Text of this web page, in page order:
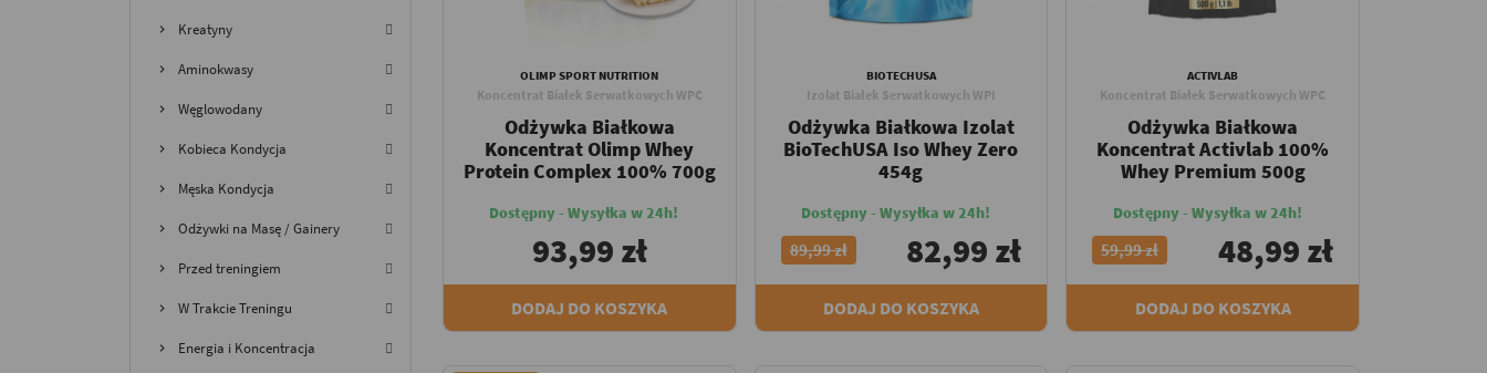
Kreatyny
Aminokwasy
Węglowodany
Kobieca Kondycja
Męska Kondycja
Odżywki na Masę / Gainery
Przed treningiem
W Trakcie Treningu
Energia i Koncentracja
OLIMP SPORT NUTRITION
Koncentrat Białek Serwatkowych WPC
Odżywka Białkowa
Koncentrat Olimp Whey
Protein Complex 100% 700g
Dostępny - Wysyłka w 24h!
93,99 zł
DODAJ DO KOSZYKA
BIOTECHUSA
Izolat Białek Serwatkowych WPI
Odżywka Białkowa Izolat
BioTechUSA Iso Whey Zero
454g
Dostępny - Wysyłka w 24h!
89,99 zł 82,99 zł
DODAJ DO KOSZYKA
ACTIVLAB
Koncentrat Białek Serwatkowych WPC
Odżywka Białkowa
Koncentrat Activlab 100%
Whey Premium 500g
Dostępny - Wysyłka w 24h!
59,99 zł 48,99 zł
DODAJ DO KOSZYKA